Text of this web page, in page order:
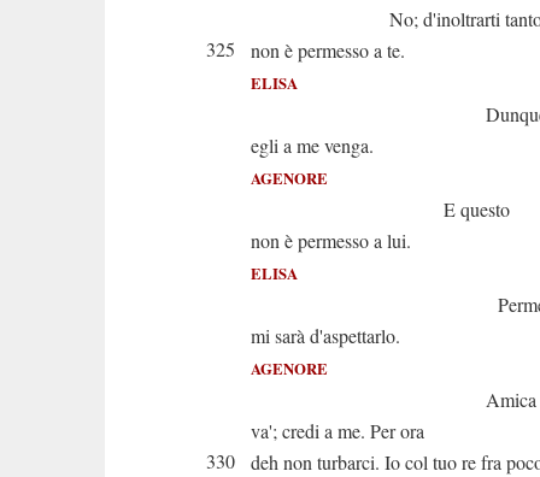
No; d'inoltrarti
325
non è permesso a te.
ELISA
Dunque
egli a me venga.
AGENORE
E questo
non è permesso a lui.
ELISA
Permesso
mi sarà d'aspettarlo.
AGENORE
Amica
va'; credi a me. Per ora
330
deh non turbarci. Io col tuo re fra